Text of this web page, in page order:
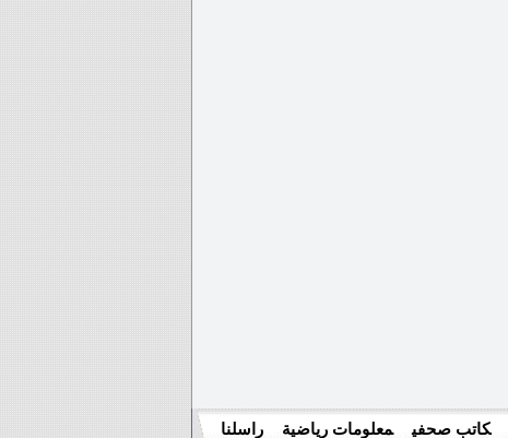
كاتب صحفي معلومات رياضية راسلنا